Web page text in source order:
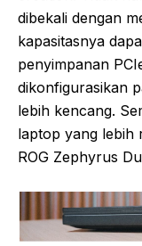
dibekali dengan
kapasitasnya
penyimpanan
dikonfigurasikan
lebih kencang.
laptop yang lebih
ROG Zephyrus